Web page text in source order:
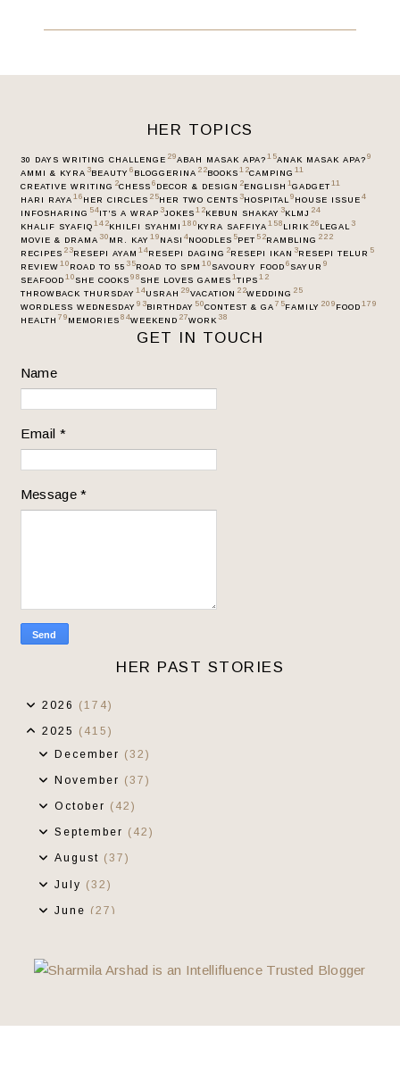
HER TOPICS
30 DAYS WRITING CHALLENGE 29ABAH MASAK APA? 15ANAK MASAK APA? 9
AMMI & KYRA 3BEAUTY 6 BLOGGERINA 22BOOKS 12CAMPING 11
CREATIVE WRITING 2CHESS 6 DECOR & DESIGN 2ENGLISH 1GADGET 11
HARI RAYA 16 HER CIRCLES 25HER TWO CENTS 3HOSPITAL 9 HOUSE ISSUE 4
INFOSHARING 54IT’S A WRAP 3JOKES 12KEBUN SHAKAY 3KLMJ 24
KHALIF SYAFIQ 142KHILFI SYAHMI 180 KYRA SAFFIYA 158 LIRIK 26 LEGAL 3
MOVIE & DRAMA 30 MR. KAY 19 NASI 4NOODLES 5PET 52RAMBLING 222
RECIPES 23RESEPI AYAM 14RESEPI DAGING 2RESEPI IKAN 3RESEPI TELUR 5
REVIEW 10 ROAD TO 55 35ROAD TO SPM 10 SAVOURY FOOD 6 SAYUR 9
SEAFOOD 10 SHE COOKS 98 SHE LOVES GAMES 1TIPS 12
THROWBACK THURSDAY 14USRAH 29VACATION 22WEDDING 25
WORDLESS WEDNESDAY 93BIRTHDAY 50CONTEST & GA 75FAMILY 209 FOOD 179
HEALTH 79 MEMORIES 84WEEKEND 27WORK 38
GET IN TOUCH
Name
Email *
Message*
HER PAST STORIES
2026 (174)
2025 (415)
December (32)
November (37)
October (42)
September (42)
August (37)
July (32)
June (27)
April(22)